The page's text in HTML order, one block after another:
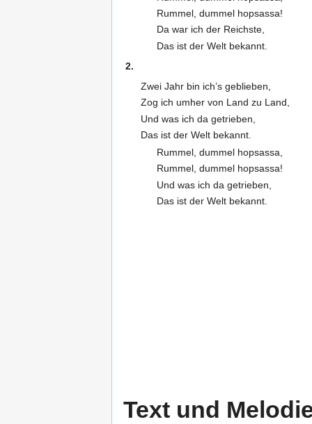
Rummel, dummel hopsassa!
Da war ich der Reichste,
Das ist der Welt bekannt.
2.
Zwei Jahr bin ich’s geblieben,
Zog ich umher von Land zu Land,
Und was ich da getrieben,
Das ist der Welt bekannt.
Rummel, dummel hopsassa,
Rummel, dummel hopsassa!
Und was ich da getrieben,
Das ist der Welt bekannt.
Text und